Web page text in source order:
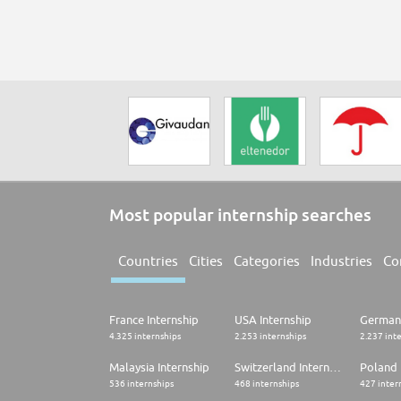
Most popular internship searches
Countries Cities Categories Industries
France Internship
4.325 internships
USA Internship
2.253 internships 2.237
Malaysia Internship
536 internships 468 internships
Poland
427